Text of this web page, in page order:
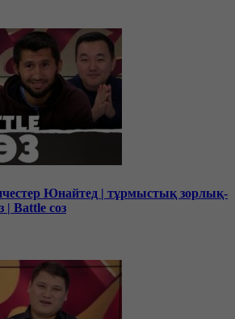
Юнайтед | тұрмыстық зорлық-
| Battle соз